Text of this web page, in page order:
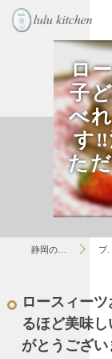
ロ
子
べ
す
た
静岡のお菓子教室はlulu ブログ
ロースィー
るほど美味
がとうござい